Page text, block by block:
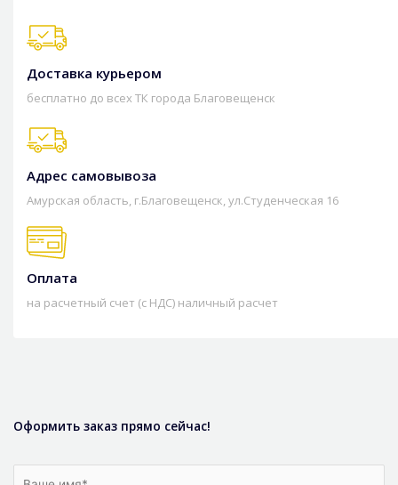
Доставка курьером
бесплатно до всех ТК города Благовещенск
Адрес самовывоза
Амурская область, г.Благовещенск, ул.Студенческая 16
Оплата
на расчетный счет (с НДС) наличный расчет
Оформить заказ прямо сейчас!